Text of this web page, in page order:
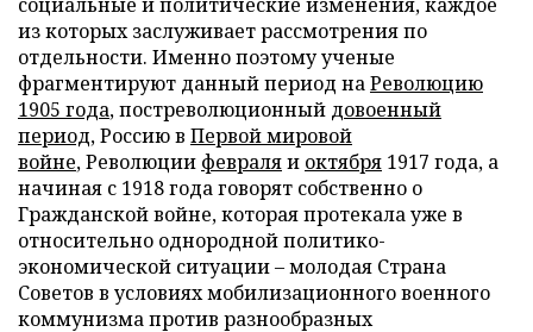
из которых заслуживает рассмотрения по
отдельности. Именно поэтому ученые
фрагментируют данный период наРеволюцию
1905 года, постреволюционный довоенный
период, Россию в Первой мировой
войне, Революции февраляи октября 1917 года, а
начиная с 1918 года говорят собственно о
Гражданской войне, которая протекала уже в
относительно однородной политико-
экономической ситуации – молодая Страна
Советов в условиях мобилизационного военного
коммунизма против разнообразных